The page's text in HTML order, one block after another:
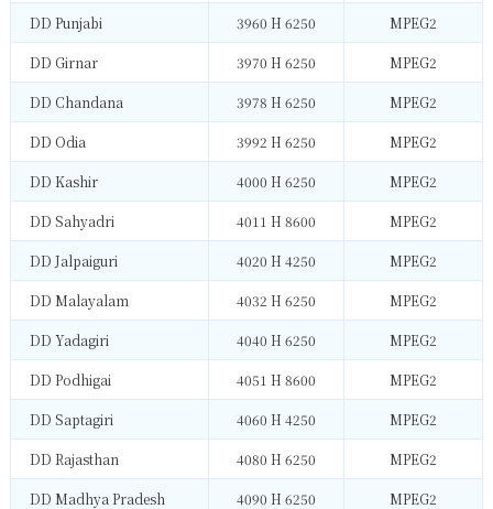
DD Punjabi 3960 H 6250 MPEG2
DD Girnar 3970 H 6250 MPEG2
DD Chandana 3978 H 6250 MPEG2
DD Odia 3992 H 6250 MPEG2
DD Kashir 4000 H 6250 MPEG2
DD Sahyadri 4011 H 8600 MPEG2
DD Jalpaiguri 4020 H 4250 MPEG2
DD Malayalam 4032 H 6250 MPEG2
DD Yadagiri 4040 H 6250 MPEG2
DD Podhigai 4051 H 8600 MPEG2
DD Saptagiri 4060 H 4250 MPEG2
DD Rajasthan 4080 H 6250 MPEG2
DD Madhya Pradesh 4090 H 6250 MPEG2